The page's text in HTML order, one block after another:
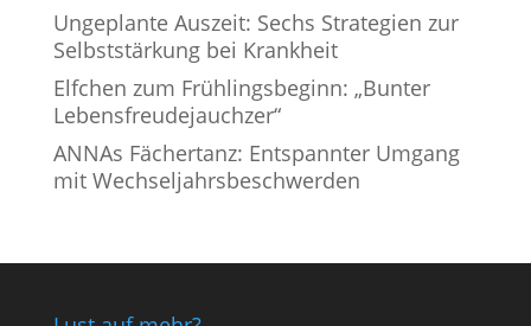
Ungeplante Auszeit: Sechs Strategien zur
Selbststärkung bei Krankheit
Elfchen zum Frühlingsbeginn: „Bunter
Lebensfreudejauchzer“
ANNAs Fächertanz: Entspannter Umgang
mit Wechseljahrsbeschwerden